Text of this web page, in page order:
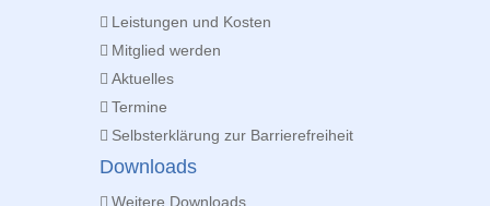
Leistungen und Kosten
Mitglied werden
Aktuelles
Termine
Selbsterklärung zur Barrierefreiheit
Downloads
Weitere Downloads